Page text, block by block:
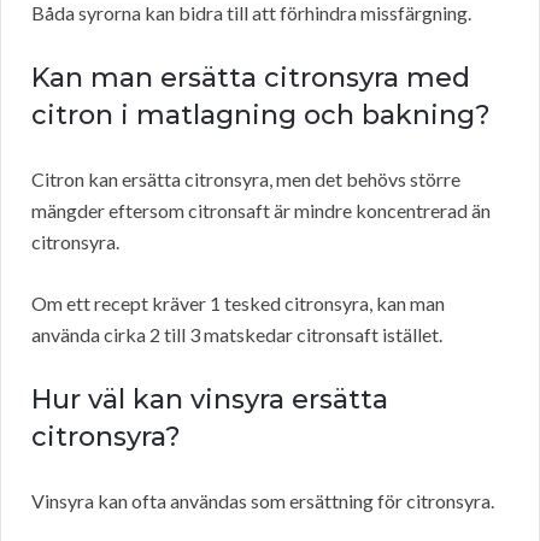
Båda syrorna kan bidra till att förhindra missfärgning.
Kan man ersätta citronsyra med
citron i matlagning och bakning?
Citron kan ersätta citronsyra, men det behövs större
mängder eftersom citronsaft är mindre koncentrerad än
citronsyra.
Om ett recept kräver 1 tesked citronsyra, kan man
använda cirka 2 till 3 matskedar citronsaft istället.
Hur väl kan vinsyra ersätta
citronsyra?
Vinsyra kan ofta användas som ersättning för citronsyra.